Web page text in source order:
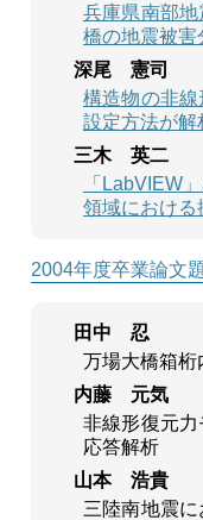
兵庫県南部
橋の地震被害
深尾 憲司
構造物の非
設定方法が解
三木 英二
「LabVIEW
領域における
2004年度卒業論文
田中 忍
万場大橋箱桁
内藤 元気
非線形復元
応答解析
山本 浩貴
三陸南地震